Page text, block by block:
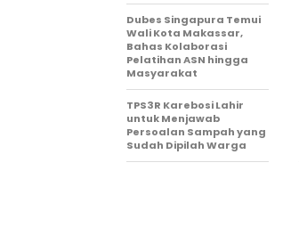
Dubes Singapura Temui
Wali Kota Makassar,
Bahas Kolaborasi
Pelatihan ASN hingga
Masyarakat
TPS3R Karebosi Lahir
untuk Menjawab
Persoalan Sampah yang
Sudah Dipilah Warga